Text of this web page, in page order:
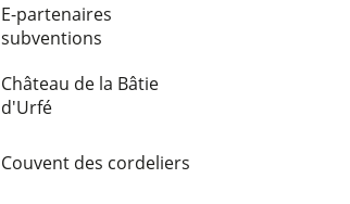
E-partenaires
subventions
Château de la Bâtie
d'Urfé
Couvent des cordeliers